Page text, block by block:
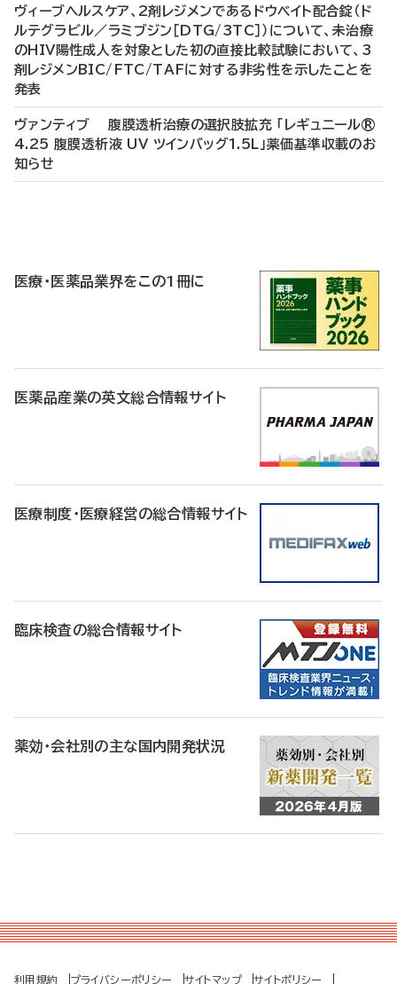
ヴィーブヘルスケア、2剤レジメンであるドウベイト配合錠（ド
ルテグラビル／ラミブジン［DTG/3TC］）について、未治療
のHIV陽性成人を対象とした初の直接比較試験において、3
剤レジメンBIC/FTC/TAFに対する非劣性を示したことを
発表
ヴァンティブ 腹膜透析治療の選択肢拡充 「レギュニール®
4.25 腹膜透析液 UV ツインバッグ1.5L」薬価基準収載のお
知らせ
医療・医薬品業界をこの1冊に
医薬品産業の英文総合情報サイト
医療制度・医療経営の総合情報サイト
臨床検査の総合情報サイト
薬効・会社別の主な国内開発状況
利用規約 プライバシーポリシー サイトマップ サイトポリシー